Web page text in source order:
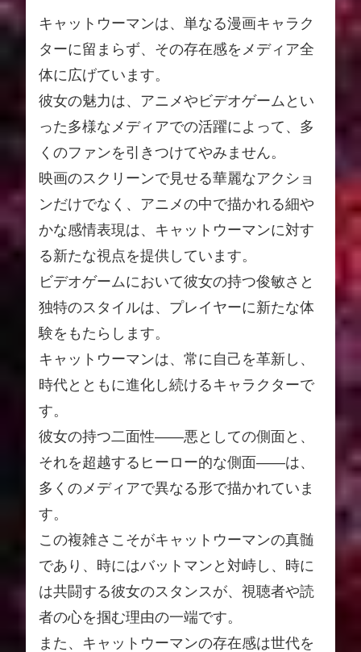
キャットウーマンは、単なる漫画キャラク
ターに留まらず、その存在感をメディア全
体に広げています。
彼女の魅力は、アニメやビデオゲームとい
った多様なメディアでの活躍によって、多
くのファンを引きつけてやみません。
映画のスクリーンで見せる華麗なアクショ
ンだけでなく、アニメの中で描かれる細や
かな感情表現は、キャットウーマンに対す
る新たな視点を提供しています。
ビデオゲームにおいて彼女の持つ俊敏さと
独特のスタイルは、プレイヤーに新たな体
験をもたらします。
キャットウーマンは、常に自己を革新し、
時代とともに進化し続けるキャラクターで
す。
彼女の持つ二面性――悪としての側面と、
それを超越するヒーロー的な側面――は、
多くのメディアで異なる形で描かれていま
す。
この複雑さこそがキャットウーマンの真髄
であり、時にはバットマンと対峙し、時に
は共闘する彼女のスタンスが、視聴者や読
者の心を掴む理由の一端です。
また、キャットウーマンの存在感は世代を